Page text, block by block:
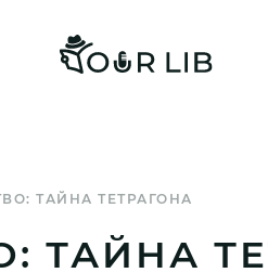
ТАЙНА ТЕТРАГОНА
ТАЙНА